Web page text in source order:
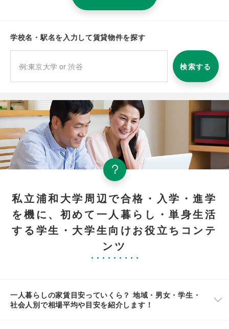
学校名・駅名を入力して賃貸物件を探す
検索する
私立浦和大学周辺で合格・入学・進学
を機に、初めて一人暮らし・単身生活
する学生・大学生向けお役立ちコンテ
ンツ
一人暮らしの家賃目安っていくら？ 地域・男女・学生・
社会人別で相場平均や目安を紹介します！